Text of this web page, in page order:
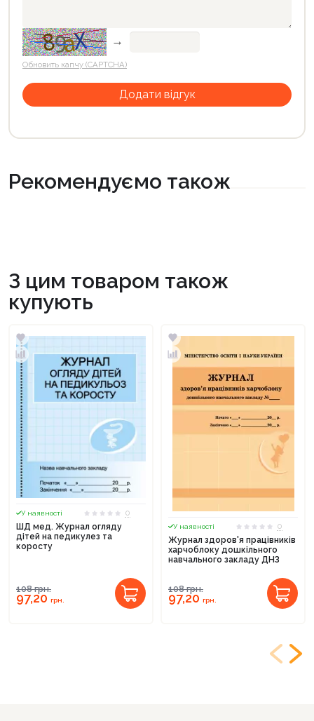
→
Обновить капчу (CAPTCHA)
Рекомендуємо також
З цим товаром також
купують
У наявності
0
ШД мед. Журнал огляду
дітей на педикулез та
коросту
108грн.
97,20 грн.
У наявності
0
Журнал здоров'я працівників
харчоблоку дошкільного
навчального закладу ДНЗ
108грн.
97,20 грн.